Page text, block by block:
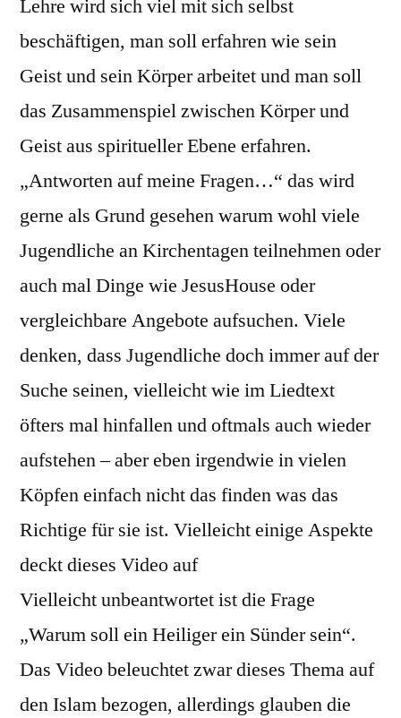
Lehre wird sich viel mit sich selbst
beschäftigen, man soll erfahren wie sein
Geist und sein Körper arbeitet und man soll
das Zusammenspiel zwischen Körper und
Geist aus spiritueller Ebene erfahren.
„Antworten auf meine Fragen…“ das wird
gerne als Grund gesehen warum wohl viele
Jugendliche an Kirchentagen teilnehmen oder
auch mal Dinge wie JesusHouse oder
vergleichbare Angebote aufsuchen. Viele
denken, dass Jugendliche doch immer auf der
Suche seinen, vielleicht wie im Liedtext
öfters mal hinfallen und oftmals auch wieder
aufstehen – aber eben irgendwie in vielen
Köpfen einfach nicht das finden was das
Richtige für sie ist. Vielleicht einige Aspekte
deckt dieses Video auf
Vielleicht unbeantwortet ist die Frage
„Warum soll ein Heiliger ein Sünder sein“.
Das Video beleuchtet zwar dieses Thema auf
den Islam bezogen, allerdings glauben die